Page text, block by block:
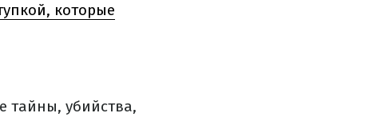
которые
тайны, убийства,